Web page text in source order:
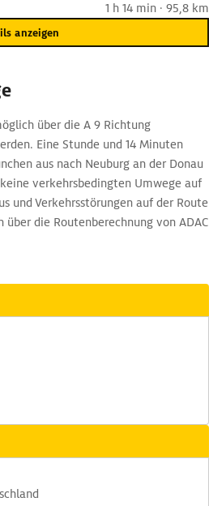
1 h 14 min · 95,8 km
anzeigen
über die A 9 Richtung
Eine Stunde und 14 Minuten
aus nach Neuburg an der Donau
verkehrsbedingten Umwege auf
und Verkehrsstörungen auf der Route
über die Routenberechnung von ADAC